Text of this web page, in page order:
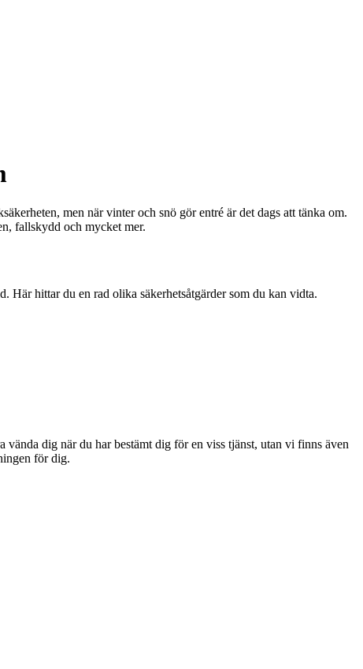
men när vinter och snö gör entré är det dags att tänka om.
fallskydd och mycket mer.
Här hittar du en rad olika säkerhetsåtgärder som du kan vidta.
dig när du har bestämt dig för en viss tjänst, utan vi finns även
för dig.